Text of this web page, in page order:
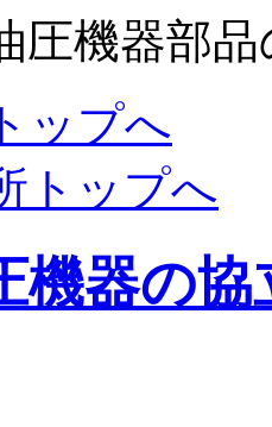
圧機器部
ップへ
トップへ
機器の